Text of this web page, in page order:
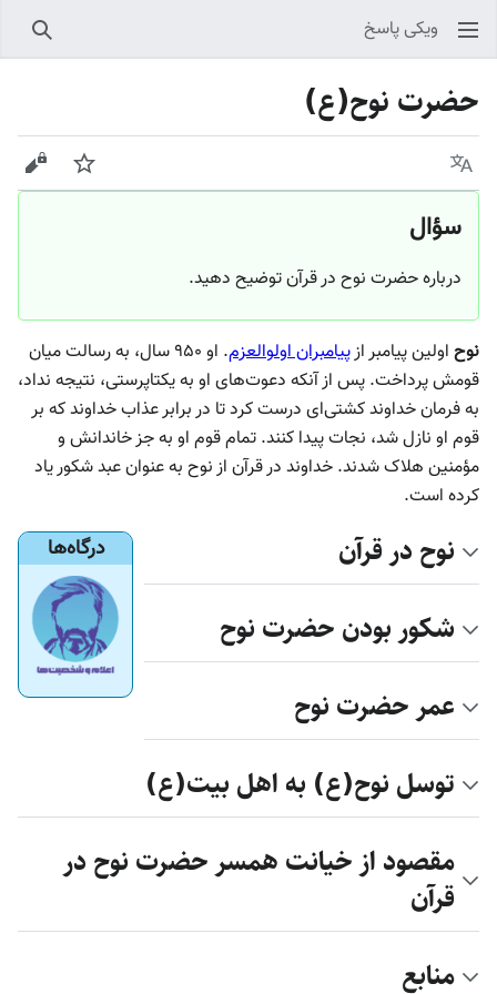
ویکی پاسخ
حضرت نوح(ع)
زبان پیگیری
سؤال
درباره حضرت نوح در قرآن توضیح دهید.
نوح اولین پیامبر ازپیامبران اولوالعزم
. او ۹۵۰ سال، به رسالت میان
قومش پرداخت. پس از آنکه دعوت‌های او به یکتاپرستی، نتیجه نداد،
به فرمان خداوند کشتی‌ای درست کرد تا در برابر عذاب خداوند که بر
قوم او نازل شد، نجات پیدا کنند. تمام قوم او به جز خاندانش و
مؤمنین هلاک شدند. خداوند در قرآن از نوح به عنوان عبد شکور یاد
کرده است.
درگاه‌ها
نوح در قرآن
شکور بودن حضرت نوح
عمر حضرت نوح
توسل نوح(ع) به اهل بیت(ع)
مقصود از خیانت همسر حضرت نوح در
قرآن
منابع